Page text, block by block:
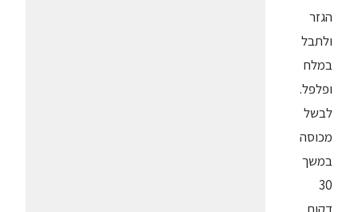
הגזר
ולתבל
במלח
ופלפל.
לבשל
מכוסה
במשך
30